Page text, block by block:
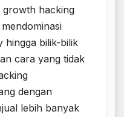
growth hacking
hingga bilik-bilik
cara yang tidak
dengan
lebih banyak